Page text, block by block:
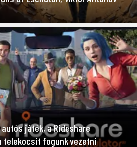
játék, a Rideshare
telekocsit fogunk vezetni